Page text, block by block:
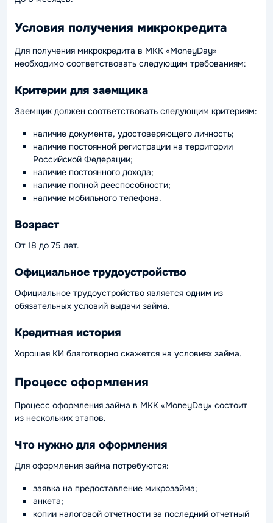
Условия получения микрокредита
Для получения микрокредита в МКК «MoneyDay»
необходимо соответствовать следующим требованиям:
Критерии для заемщика
Заемщик должен соответствовать следующим критериям:
наличие документа, удостоверяющего личность;
наличие постоянной регистрации на территории
Российской Федерации;
наличие постоянного дохода;
наличие полной дееспособности;
наличие мобильного телефона.
Возраст
От 18 до 75 лет.
Официальное трудоустройство
Официальное трудоустройство является одним из
обязательных условий выдачи займа.
Кредитная история
Хорошая КИ благотворно скажется на условиях займа.
Процесс оформления
Процесс оформления займа в МКК «MoneyDay» состоит
из нескольких этапов.
Что нужно для оформления
Для оформления займа потребуются:
заявка на предоставление микрозайма;
анкета;
копии налоговой отчетности за последний отчетный